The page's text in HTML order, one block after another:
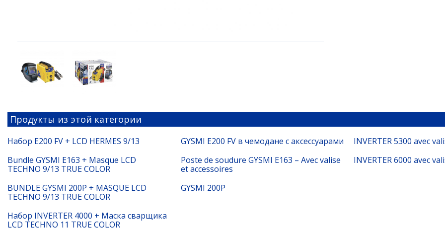
Продукты из этой категории
Набор E200 FV + LCD HERMES 9/13 GYSMI E200 FV в чемодане с аксессуарами
INVERTER 5300 avec
Bundle GYSMI E163 + Masque LCD
TECHNO 9/13 TRUE COLOR
Poste de soudure GYSMI E163 – Avec valise
et accessoires
INVERTER 6000 avec
BUNDLE GYSMI 200P + MASQUE LCD
TECHNO 9/13 TRUE COLOR
GYSMI 200P
Набор INVERTER 4000 + Маска сварщика
LCD TECHNO 11 TRUE COLOR